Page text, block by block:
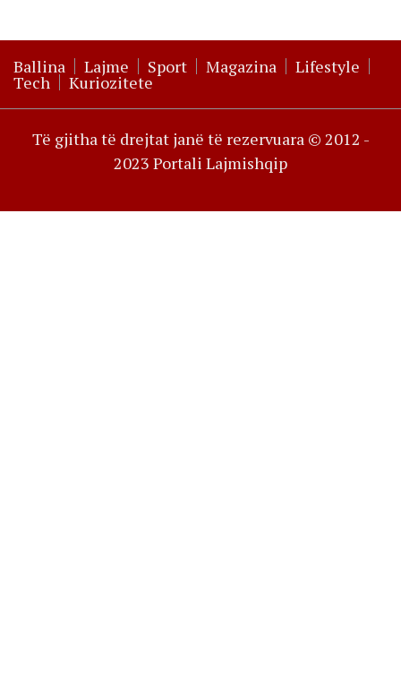
Ballina Lajme Sport Magazina Lifestyle
Tech Kuriozitete
Të gjitha të drejtat janë të rezervuara © 2012 -
2023 Portali Lajmishqip